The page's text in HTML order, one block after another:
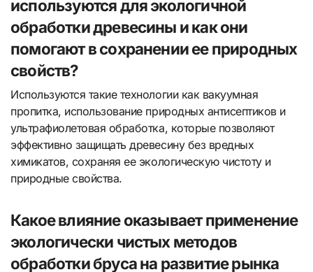
используются для экологичной
обработки древесины и как они
помогают в сохранении ее природных
свойств?
Используются такие технологии как вакуумная
пропитка, использование природных антисептиков и
ультрафиолетовая обработка, которые позволяют
эффективно защищать древесину без вредных
химикатов, сохраняя ее экологическую чистоту и
природные свойства.
Какое влияние оказывает применение
экологически чистых методов
обработки бруса на развитие рынка